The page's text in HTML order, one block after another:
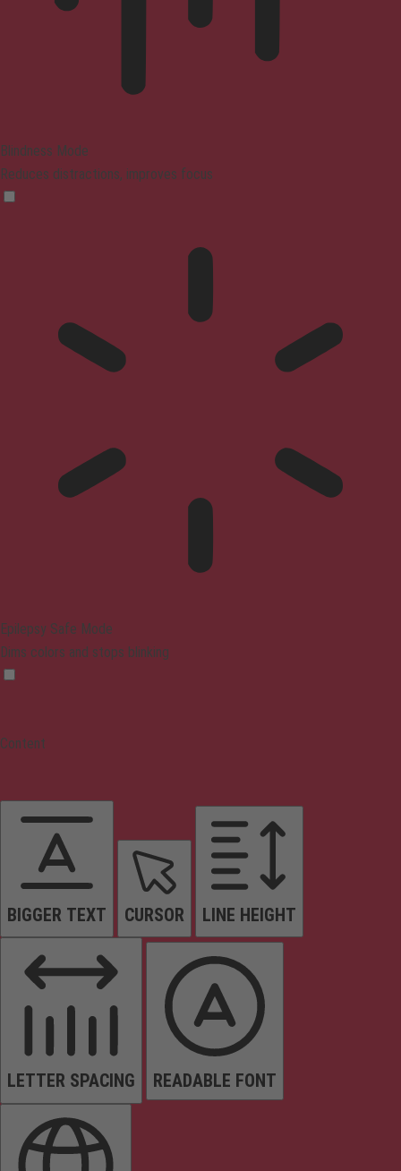
Blindness Mode
Reduces distractions, improves focus
Epilepsy Safe Mode
Dims colors and stops blinking
Content
BIGGER TEXT CURSOR LINE HEIGHT
LETTER SPACING READABLE FONT